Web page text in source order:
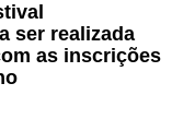
ser realizada
as inscrições